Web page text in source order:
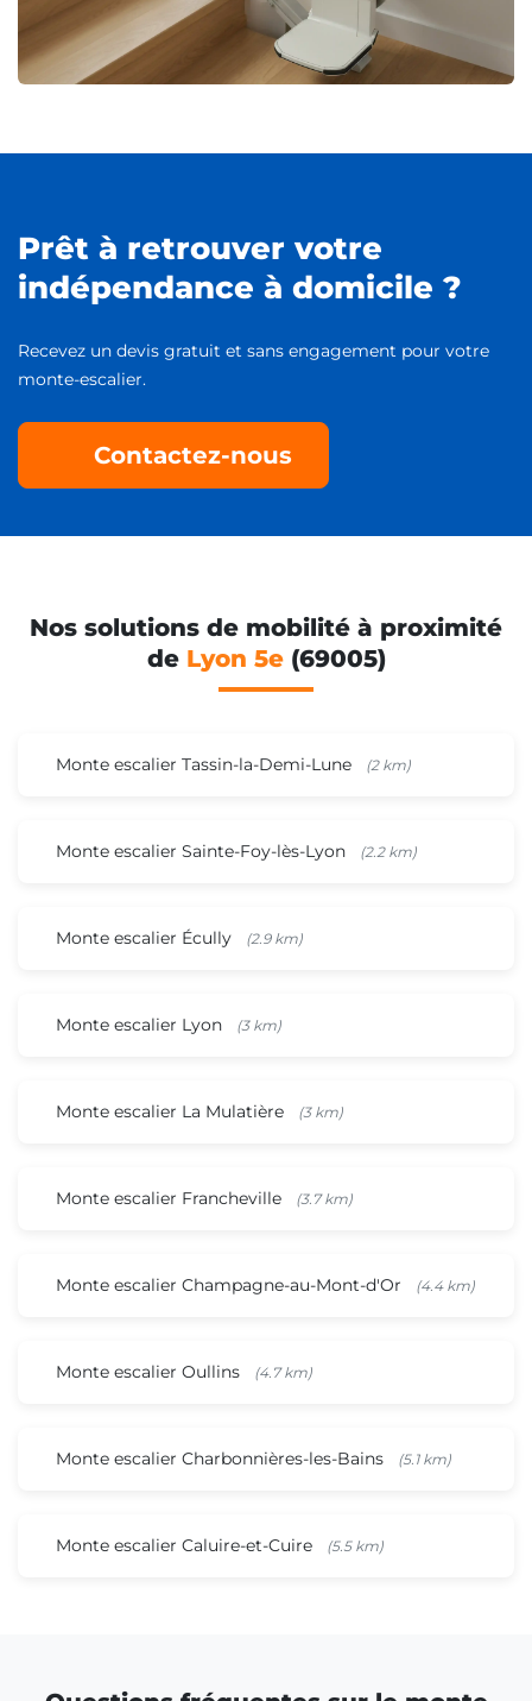
Prêt à retrouver votre
indépendance à domicile ?
Recevez un devis gratuit et sans engagement pour votre
monte-escalier.
Contactez-nous
Nos solutions de mobilité à proximité
de Lyon 5e(69005)
Monte escalier Tassin-la-Demi-Lune (2 km)
Monte escalier Sainte-Foy-lès-Lyon (2.2 km)
Monte escalier Écully (2.9 km)
Monte escalier Lyon (3 km)
Monte escalier La Mulatière (3 km)
Monte escalier Francheville (3.7 km)
Monte escalier Champagne-au-Mont-d'Or (4.4 km)
Monte escalier Oullins (4.7 km)
Monte escalier Charbonnières-les-Bains (5.1 km)
Monte escalier Caluire-et-Cuire (5.5 km)